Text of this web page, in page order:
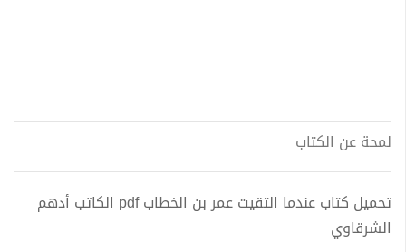
لمحة عن الكتاب
تحميل كتاب عندما التقيت عمر بن الخطاب pdf الكاتب أدهم
الشرقاوي